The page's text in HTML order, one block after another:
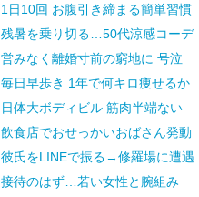
1日10回 お腹引き締まる簡単習慣
残暑を乗り切る…50代涼感コーデ
営みなく離婚寸前の窮地に 号泣
毎日早歩き 1年で何キロ痩せるか
日体大ボディビル 筋肉半端ない
飲食店でおせっかいおばさん発動
彼氏をLINEで振る→修羅場に遭遇
接待のはず…若い女性と腕組み